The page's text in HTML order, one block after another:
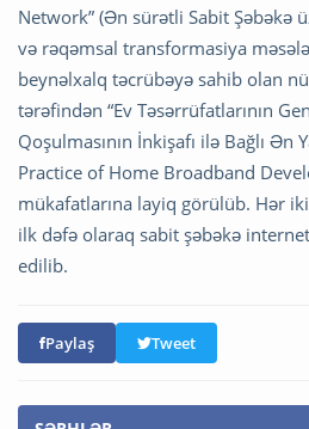
Network” (Ən sürətli Sabit Şəbəkə
və rəqəmsal transformasiya
beynəlxalq təcrübəyə sahib olan
tərəfindən “Ev Təsərrüfatlarının
Qoşulmasının İnkişafı ilə Bağlı Ən
Practice of Home Broadband
mükafatlarına layiq görülüb. Hər
ilk dəfə olaraq sabit şəbəkə
edilib.
Paylaş Tweet